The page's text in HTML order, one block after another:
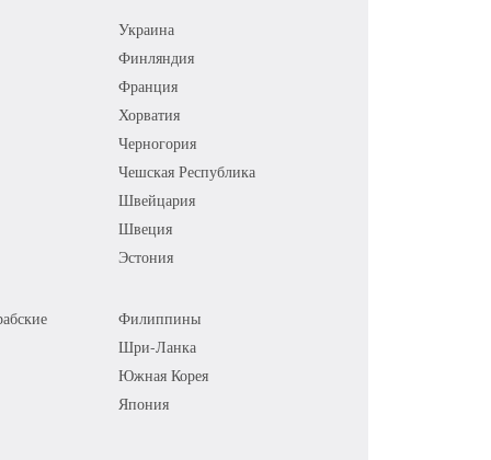
Украина
Финляндия
Франция
Хорватия
Черногория
Чешская Республика
Швейцария
Швеция
Эстония
Филиппины
Шри-Ланка
Южная Корея
Япония